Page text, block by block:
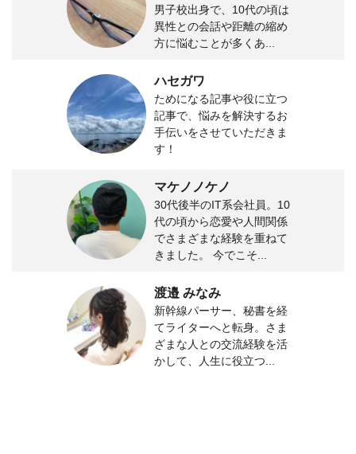
男子校出身で、10代の頃は
異性との会話や距離の縮め
方に悩むことが多くあ...
ハセガワ
ためになる記事や役に立つ
記事で、悩みを解決するお
手伝いをさせていただきま
す！
マケノノケノ
30代後半のIT系会社員。10
代の頃から恋愛や人間関係
でさまざまな経験を重ねて
きました。 今でこそ...
渡邉 みなみ
新幹線パーサー、秘書を経
てライターへと転身。さま
ざまな人との交流経験を活
かして、人生に役立つ...